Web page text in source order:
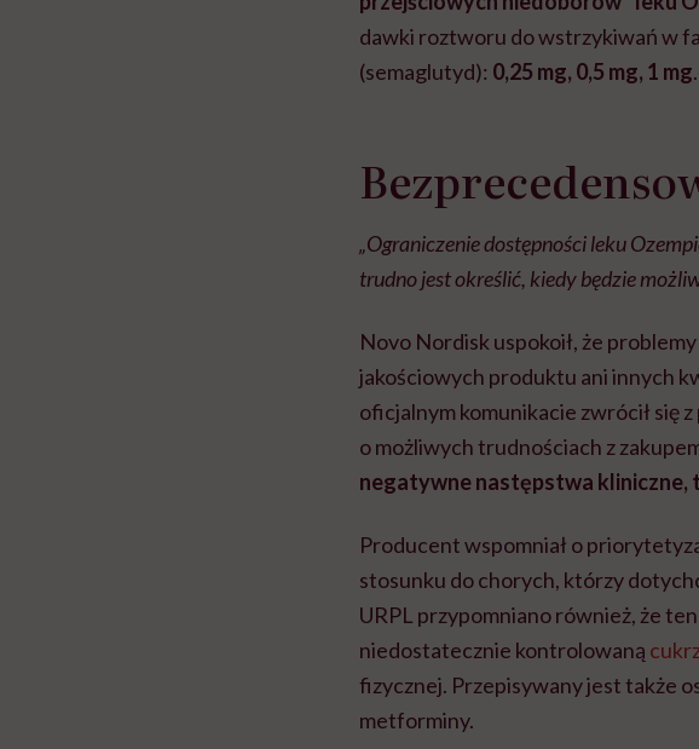
dawki roztworu do wstrzykiwań w
(semaglutyd): 0,25 mg, 0,5 mg, 1 mg.
„Ograniczenie dostępności leku
trudno jest określić, kiedy będzie
Novo Nordisk uspokoił, że
jakościowych produktu ani innych
oficjalnym komunikacie zwrócił się
o możliwych trudnościach z
negatywne następstwa kliniczne,
Producent wspomniał o
stosunku do chorych, którzy
URPL przypomniano również, że
niedostatecznie kontrolowaną
fizycznej. Przepisywany jest także
metforminy.